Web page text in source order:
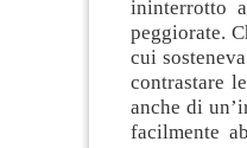
ininterrotto
peggiorate.
cui
contrastare
anche di
facilmente